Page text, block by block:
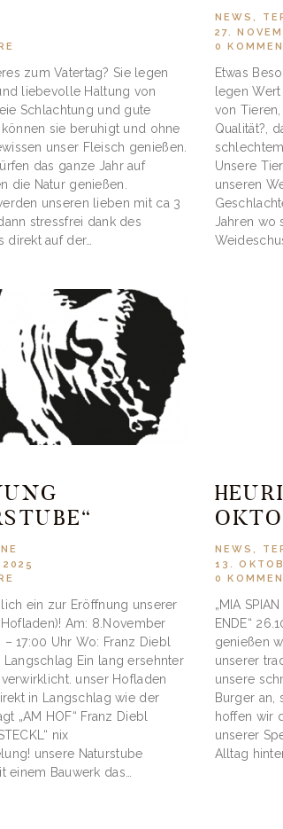
zum Vatertag? Sie legen
liebevolle Haltung von
Schlachtung und gute
können sie beruhigt und ohne
unser Fleisch genießen.
das ganze Jahr auf
die Natur genießen.
unseren lieben mit ca 3
stressfrei dank des
direkt auf der…
NEWS,
27.
0
Etwas
legen
von
Qualität?,
Unsere
unseren
Jahren wo
ein zur Eröffnung unserer
Am: 8.November
17:00 Uhr Wo: Franz Diebl
Langschlag Ein lang ersehnter
unser Hofladen
in Langschlag wie der
„AM HOF“ Franz Diebl
nix
unsere Naturstube
Bauwerk das…
NEWS,
13.
0
„MIA
ENDE“
genießen
unserer
unsere
Burger an,
hoffen wir
unserer
Alltag